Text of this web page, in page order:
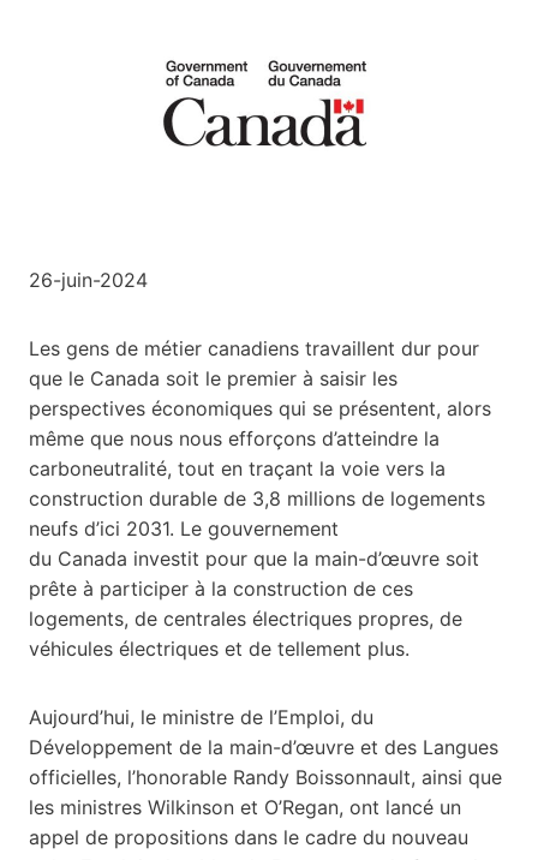
26-juin-2024
Les gens de métier canadiens travaillent dur pour
que le Canada soit le premier à saisir les
perspectives économiques qui se présentent, alors
même que nous nous efforçons d’atteindre la
carboneutralité, tout en traçant la voie vers la
construction durable de 3,8 millions de logements
neufs d’ici 2031. Le gouvernement
du Canada investit pour que la main-d’œuvre soit
prête à participer à la construction de ces
logements, de centrales électriques propres, de
véhicules électriques et de tellement plus.
Aujourd’hui, le ministre de l’Emploi, du
Développement de la main-d’œuvre et des Langues
officielles, l’honorable Randy Boissonnault, ainsi que
les ministres Wilkinson et O’Regan, ont lancé un
appel de propositions dans le cadre du nouveau